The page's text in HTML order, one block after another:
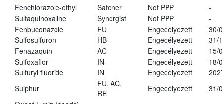
Fenchlorazole-ethyl
Safener Not PPP
-
Sulfaquinoxaline
Synergist Not PPP
-
Fenbuconazole
FU Engedélyezett
30/
Sulfosulfuron
HB Engedélyezett
31/
Fenazaquin
AC Engedélyezett
15/
Sulfoxaflor
IN Engedélyezett
18/
Sulfuryl fluoride
IN Engedélyezett
Sulphur
FU, AC,
RE
Engedélyezett
31/